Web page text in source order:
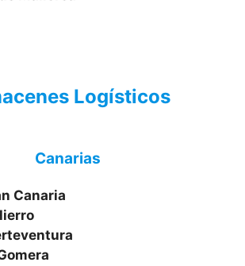
Logísticos
Canarias
Canaria